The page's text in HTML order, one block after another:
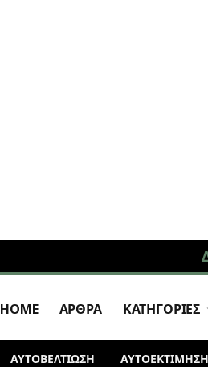
HOME ΑΡΘΡΑ ΚΑΤΗΓΟΡΙΕΣ
ΑΥΤΟΒΕΛΤΙΩΣΗ ΑΥΤΟΕΚΤΙΜΗΣΗ